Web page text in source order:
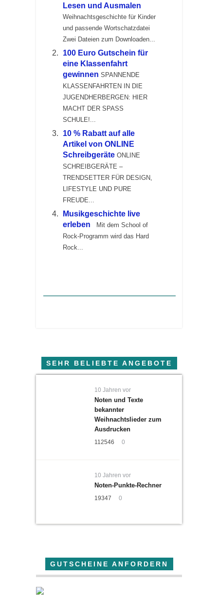
Lesen und Ausmalen
Weihnachtsgeschichte für Kinder
und passende Wortschatzdatei
Zwei Dateien zum Downloaden...
100 Euro Gutschein für
eine Klassenfahrt
gewinnen SPANNENDE
KLASSENFAHRTEN IN DIE
JUGENDHERBERGEN: HIER
MACHT DER SPASS
SCHULE!...
10 % Rabatt auf alle
Artikel von ONLINE
Schreibgeräte ONLINE
SCHREIBGERÄTE –
TRENDSETTER FÜR DESIGN,
LIFESTYLE UND PURE
FREUDE...
Musikgeschichte live
erleben
Mit dem School of
Rock-Programm wird das Hard
Rock...
SEHR BELIEBTE ANGEBOTE
10 Jahren vor
Noten und Texte
bekannter
Weihnachtslieder zum
Ausdrucken
112546 0
10 Jahren vor
Noten-Punkte-Rechner
19347 0
GUTSCHEINE ANFORDERN